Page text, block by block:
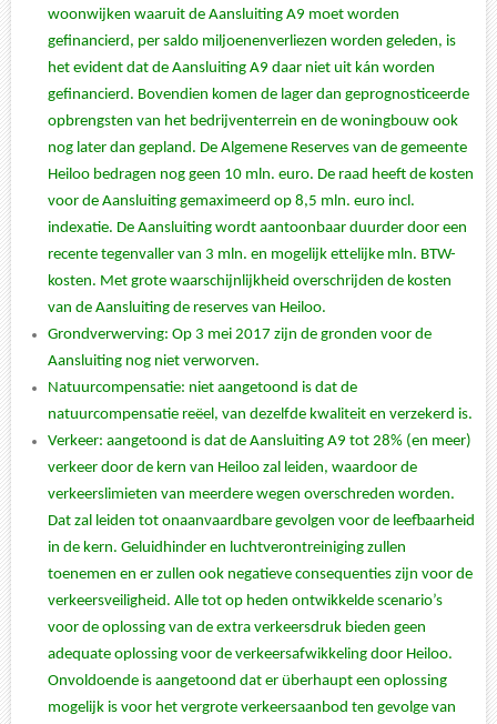
woonwijken waaruit de Aansluiting A9 moet worden
gefinancierd, per saldo miljoenenverliezen worden geleden, is
het evident dat de Aansluiting A9 daar niet uit kán worden
gefinancierd. Bovendien komen de lager dan geprognosticeerde
opbrengsten van het bedrijventerrein en de woningbouw ook
nog later dan gepland. De Algemene Reserves van de gemeente
Heiloo bedragen nog geen 10 mln. euro. De raad heeft de kosten
voor de Aansluiting gemaximeerd op 8,5 mln. euro incl.
indexatie. De Aansluiting wordt aantoonbaar duurder door een
recente tegenvaller van 3 mln. en mogelijk ettelijke mln. BTW-
kosten. Met grote waarschijnlijkheid overschrijden de kosten
van de Aansluiting de reserves van Heiloo.
Grondverwerving: Op 3 mei 2017 zijn de gronden voor de
Aansluiting nog niet verworven.
Natuurcompensatie: niet aangetoond is dat de
natuurcompensatie reëel, van dezelfde kwaliteit en verzekerd is.
Verkeer: aangetoond is dat de Aansluiting A9 tot 28% (en meer)
verkeer door de kern van Heiloo zal leiden, waardoor de
verkeerslimieten van meerdere wegen overschreden worden.
Dat zal leiden tot onaanvaardbare gevolgen voor de leefbaarheid
in de kern. Geluidhinder en luchtverontreiniging zullen
toenemen en er zullen ook negatieve consequenties zijn voor de
verkeersveiligheid. Alle tot op heden ontwikkelde scenario’s
voor de oplossing van de extra verkeersdruk bieden geen
adequate oplossing voor de verkeersafwikkeling door Heiloo.
Onvoldoende is aangetoond dat er überhaupt een oplossing
mogelijk is voor het vergrote verkeersaanbod ten gevolge van